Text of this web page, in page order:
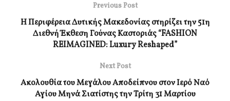
Previous Post
Η Περιφέρεια Δυτικής Μακεδονίας στηρίζει την 51η
Διεθνή Έκθεση Γούνας Καστοριάς “FASHION
REIMAGINED: Luxury Reshaped”
Next Post
Ακολουθία του Μεγάλου Αποδείπνου στον Ιερό Ναό
Αγίου Μηνά Σιατίστης την Τρίτη 31 Μαρτίου